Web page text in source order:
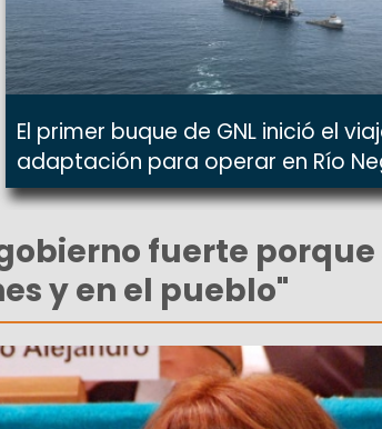
El primer buque de GNL inició el
adaptación para operar en Río
fuerte
y en el pueblo"